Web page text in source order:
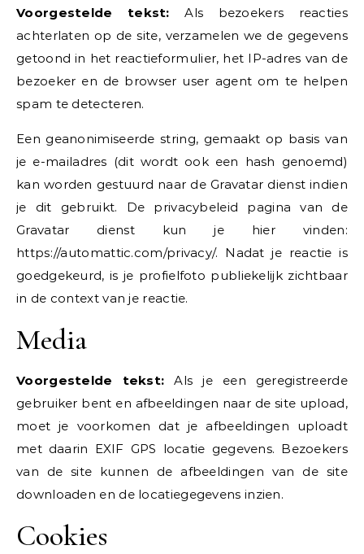
Voorgestelde tekst:Als bezoekers reacties
achterlaten op de site, verzamelen we de gegevens
getoond in het reactieformulier, het IP-adres van de
bezoeker en de browser user agent om te helpen
spam te detecteren.
Een geanonimiseerde string, gemaakt op basis van
je e-mailadres (dit wordt ook een hash genoemd)
kan worden gestuurd naar de Gravatar dienst indien
je dit gebruikt. De privacybeleid pagina van de
Gravatar dienst kun je hier vinden:
https://automattic.com/privacy/. Nadat je reactie is
goedgekeurd, is je profielfoto publiekelijk zichtbaar
in de context van je reactie.
Media
Voorgestelde tekst:Als je een geregistreerde
gebruiker bent en afbeeldingen naar de site upload,
moet je voorkomen dat je afbeeldingen uploadt
met daarin EXIF GPS locatie gegevens. Bezoekers
van de site kunnen de afbeeldingen van de site
downloaden en de locatiegegevens inzien.
Cookies